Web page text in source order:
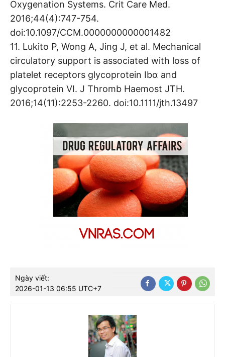
Oxygenation Systems. Crit Care Med.
2016;44(4):747-754.
doi:10.1097/CCM.0000000000001482
11. Lukito P, Wong A, Jing J, et al. Mechanical
circulatory support is associated with loss of
platelet receptors glycoprotein Ibα and
glycoprotein VI. J Thromb Haemost JTH.
2016;14(11):2253-2260. doi:10.1111/jth.13497
Ngày viết:
2026-01-13 06:55 UTC+7